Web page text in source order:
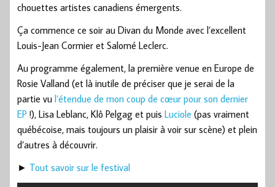
chouettes artistes canadiens émergents.
Ça commence ce soir au Divan du Monde avec l’excellent
Louis-Jean Cormier et Salomé Leclerc.
Au programme également, la première venue en Europe de
Rosie Valland (et là inutile de préciser que je serai de la
partie vu l’étendue de mon coup de cœur pour son dernier
EP !), Lisa Leblanc, Klô Pelgag et puis Luciole (pas vraiment
québécoise, mais toujours un plaisir à voir sur scène) et plein
d’autres à découvrir.
► Tout savoir sur le festival